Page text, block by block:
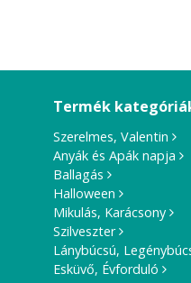
Termék
Szerelmes, Valentin
Anyák és Apák napja
Ballagás
Halloween
Mikulás, Karácsony
Szilveszter
Lánybúcsú,
Esküvő, Évforduló